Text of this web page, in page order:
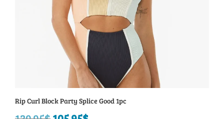
Rip Curl Block Party Splice Good 1pc